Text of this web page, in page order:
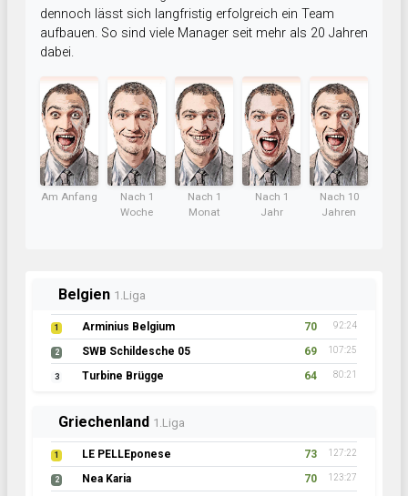
dennoch lässt sich langfristig erfolgreich ein Team
aufbauen. So sind viele Manager seit mehr als 20 Jahren
dabei.
Am Anfang
Nach 1
Woche
Nach 1
Monat
Nach 1
Jahr
Nach 10
Jahren
Belgien 1.Liga
1 Arminius Belgium 70 92:24
2 SWB Schildesche 05 69 107:25
3 Turbine Brügge 64 80:21
Griechenland 1.Liga
1 LE PELLEponese 73 127:22
2 Nea Karia 70 123:27